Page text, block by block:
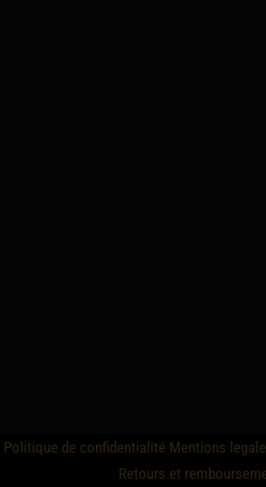
Politique de confidentialité Mentions
Retours et